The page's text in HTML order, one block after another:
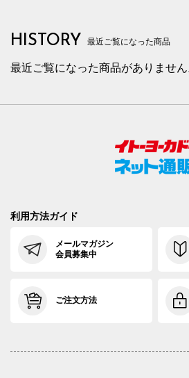
HISTORY 最近ご覧になった商品
最近ご覧になった商品がありません
利用方法ガイド
メールマガジン
会員募集中
ご注文方法